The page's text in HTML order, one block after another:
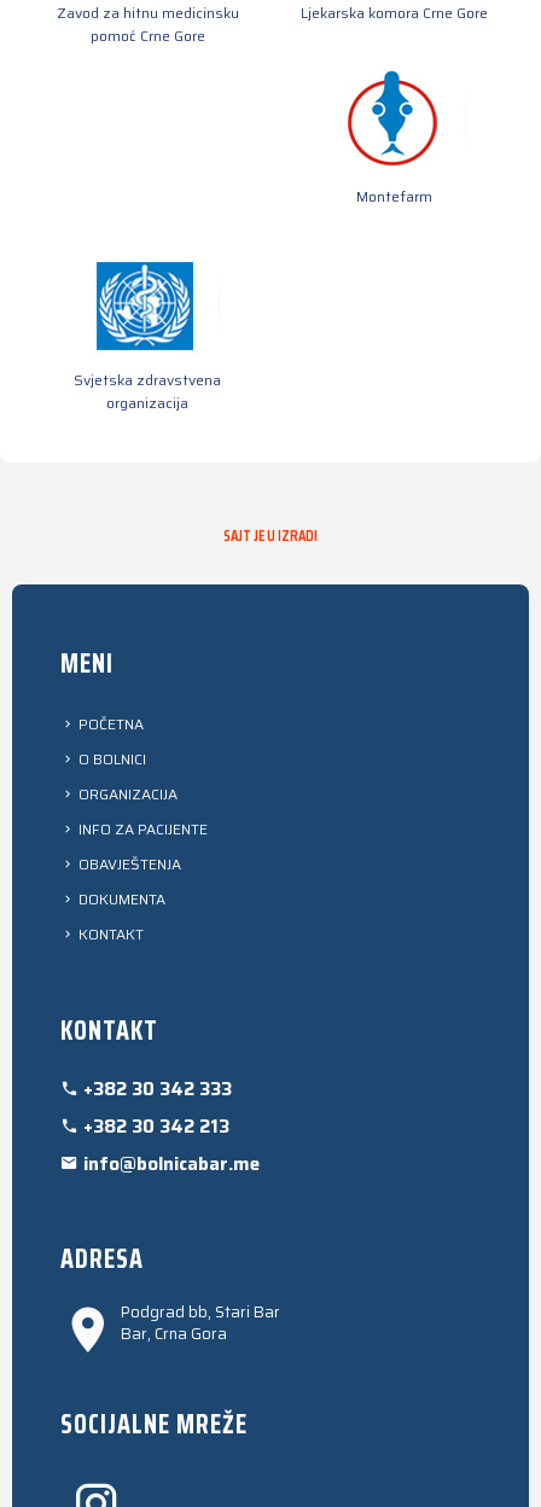
Zavod za hitnu medicinsku
pomoć Crne Gore
Ljekarska komora Crne Gore
Montefarm
Svjetska zdravstvena
organizacija
SAJT JE U IZRADI
MENI
POČETNA
O BOLNICI
ORGANIZACIJA
INFO ZA PACIJENTE
OBAVJEŠTENJA
DOKUMENTA
KONTAKT
KONTAKT
+382 30 342 333
+382 30 342 213
info@bolnicabar.me
ADRESA
Podgrad bb, Stari Bar
Bar, Crna Gora
SOCIJALNE MREŽE